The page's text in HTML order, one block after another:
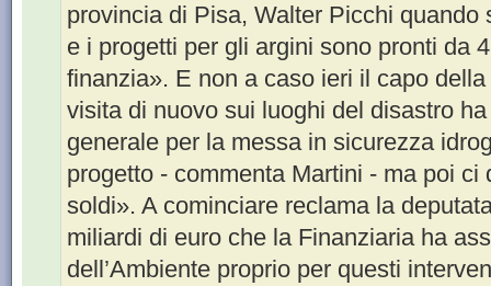
provincia di Pisa, Walter Picchi
e i progetti per gli argini sono pronti da
finanzia». E non a caso ieri il capo
visita di nuovo sui luoghi del disastro
generale per la messa in sicurezza
progetto - commenta Martini - ma poi ci
soldi». A cominciare reclama la
miliardi di euro che la Finanziaria ha
dell’Ambiente proprio per questi